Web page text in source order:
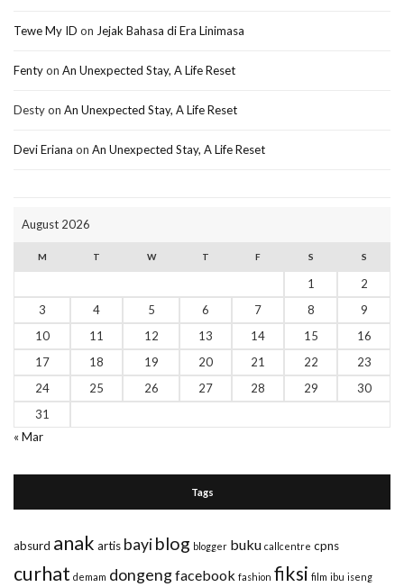
Tewe My ID on Jejak Bahasa di Era Linimasa
Fentyon An Unexpected Stay, A Life Reset
Destyon An Unexpected Stay, A Life Reset
Devi Eriana on An Unexpected Stay, A Life Reset
August 2026
M T W T F S S
1
2
3
4 5 6 7 8
9
10
11 12 13 14 15
16
17
18 19 20 21 22
23
24
25 26 27 28 29
30
31
« Mar
Tags
absurd anak artis bayiblog blogger buku callcentre cpns
curhat demam dongengfacebook fashion fiksi film ibu iseng